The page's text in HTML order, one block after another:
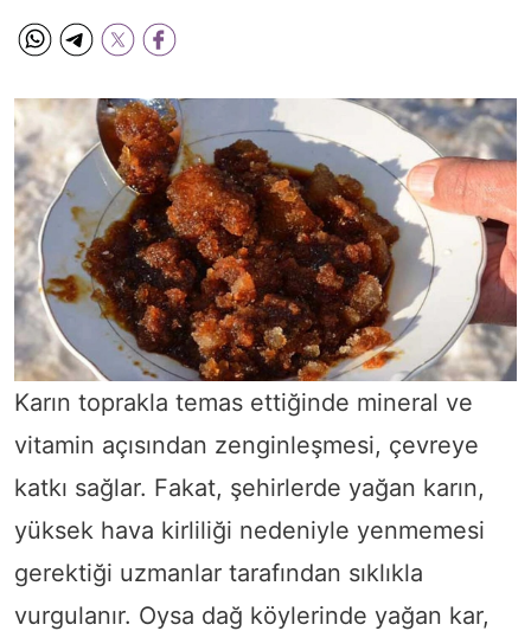
Karın toprakla temas ettiğinde mineral ve
vitamin açısından zenginleşmesi, çevreye
katkı sağlar. Fakat, şehirlerde yağan karın,
yüksek hava kirliliği nedeniyle yenmemesi
gerektiği uzmanlar tarafından sıklıkla
vurgulanır. Oysa dağ köylerinde yağan kar,